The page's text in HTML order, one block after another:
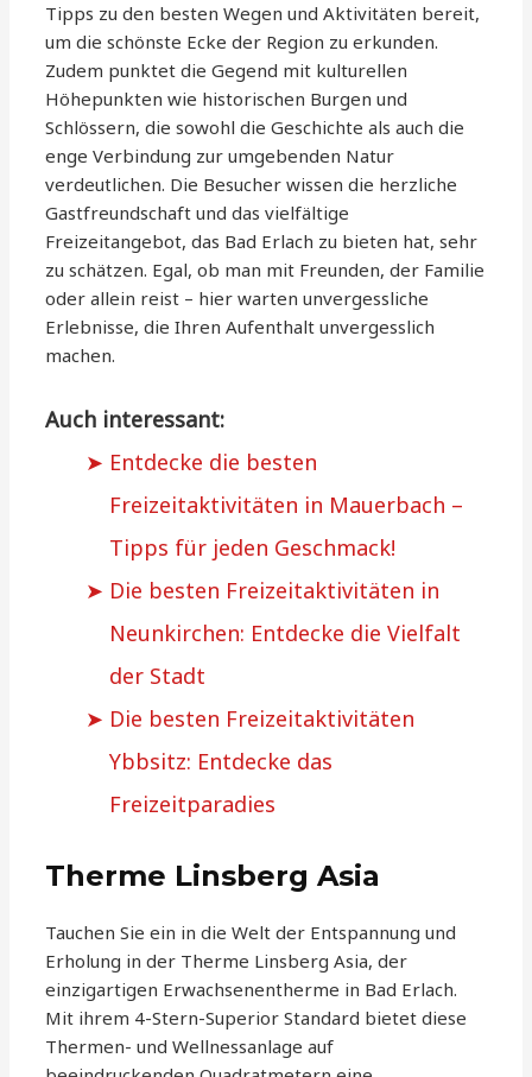
Tipps zu den besten Wegen und Aktivitäten bereit,
um die schönste Ecke der Region zu erkunden.
Zudem punktet die Gegend mit kulturellen
Höhepunkten wie historischen Burgen und
Schlössern, die sowohl die Geschichte als auch die
enge Verbindung zur umgebenden Natur
verdeutlichen. Die Besucher wissen die herzliche
Gastfreundschaft und das vielfältige
Freizeitangebot, das Bad Erlach zu bieten hat, sehr
zu schätzen. Egal, ob man mit Freunden, der Familie
oder allein reist – hier warten unvergessliche
Erlebnisse, die Ihren Aufenthalt unvergesslich
machen.
Auch interessant:
Entdecke die besten
Freizeitaktivitäten in Mauerbach –
Tipps für jeden Geschmack!
Die besten Freizeitaktivitäten in
Neunkirchen: Entdecke die Vielfalt
der Stadt
Die besten Freizeitaktivitäten
Ybbsitz: Entdecke das
Freizeitparadies
Therme Linsberg Asia
Tauchen Sie ein in die Welt der Entspannung und
Erholung in der Therme Linsberg Asia, der
einzigartigen Erwachsenentherme in Bad Erlach.
Mit ihrem 4-Stern-Superior Standard bietet diese
Thermen- und Wellnessanlage auf